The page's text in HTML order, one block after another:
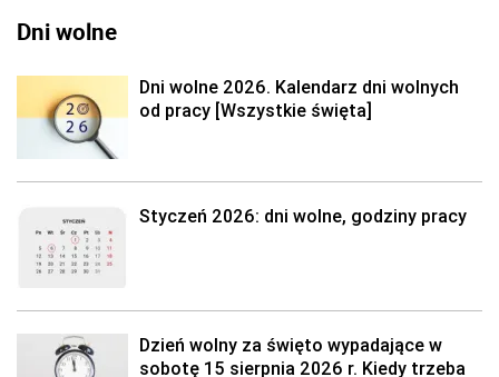
Dni wolne
Dni wolne 2026. Kalendarz dni wolnych
od pracy [Wszystkie święta]
Styczeń 2026: dni wolne, godziny pracy
Dzień wolny za święto wypadające w
sobotę 15 sierpnia 2026 r. Kiedy trzeba